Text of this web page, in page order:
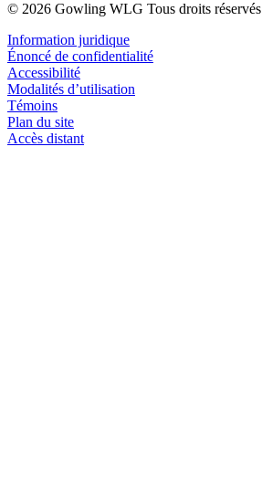
© 2026 Gowling WLG Tous droits réservés
Information juridique
Énoncé de confidentialité
Accessibilité
Modalités d’utilisation
Témoins
Plan du site
Accès distant